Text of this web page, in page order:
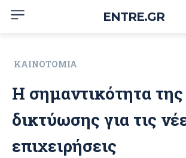
ENTRE.GR
ΚΑΙΝΟΤΟΜΊΑ
Η σημαντικότητα της
δικτύωσης για τις
επιχειρήσεις